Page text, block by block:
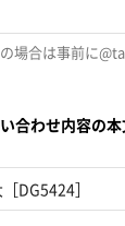
場合は事前に
合わせ内容の